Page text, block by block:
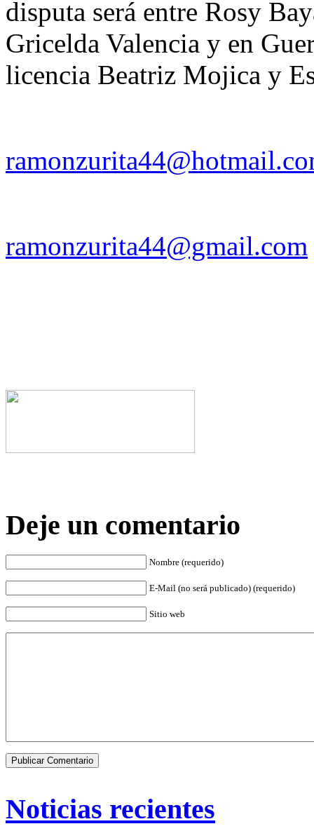
disputa será entre Rosy
Gricelda Valencia y en
licencia Beatriz Mojica y
ramonzurita44@gmail.com
Deje un comentario
Nombre (requerido)
E-Mail (no será publicado) (requerido)
Sitio web
Noticias recientes